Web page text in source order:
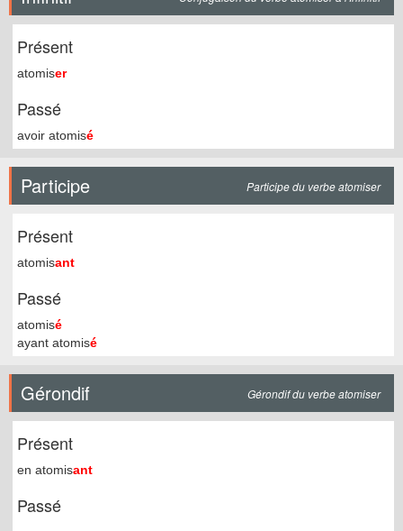
Présent
atomiser
Passé
avoir atomisé
Participe Participe du verbe atomiser
Présent
atomisant
Passé
atomisé
ayant atomisé
Gérondif Gérondif du verbe atomiser
Présent
en atomisant
Passé